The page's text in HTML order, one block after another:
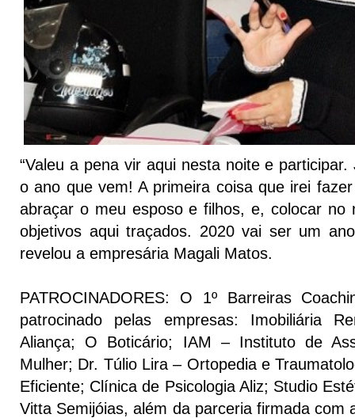
“Valeu a pena vir aqui nesta noite e
o ano que vem! A primeira coisa que irei
abraçar o meu esposo e filhos, e, colocar no
objetivos aqui traçados. 2020 vai ser um
revelou a empresária Magali Matos.
PATROCINADORES: O 1º Barreiras
patrocinado pelas empresas: Imobiliária
Aliança; O Boticário; IAM – Instituto de
Mulher; Dr. Túlio Lira – Ortopedia e
Eficiente; Clínica de Psicologia Aliz; Studio
Vitta Semijóias, além da parceria firmada com